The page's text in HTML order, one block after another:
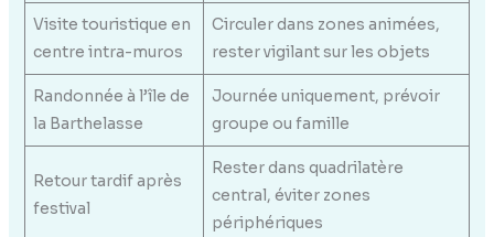
Visite touristique en
centre intra-muros
Circuler dans zones animées,
rester vigilant sur les objets
Randonnée à l’île de
la Barthelasse
Journée uniquement, prévoir
groupe ou famille
Retour tardif après
festival
Rester dans quadrilatère
central, éviter zones
périphériques